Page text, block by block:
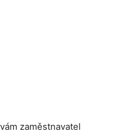
zaměstnavatel